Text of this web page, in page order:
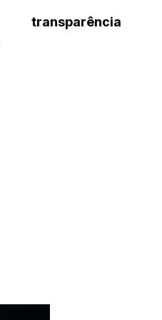
transparência